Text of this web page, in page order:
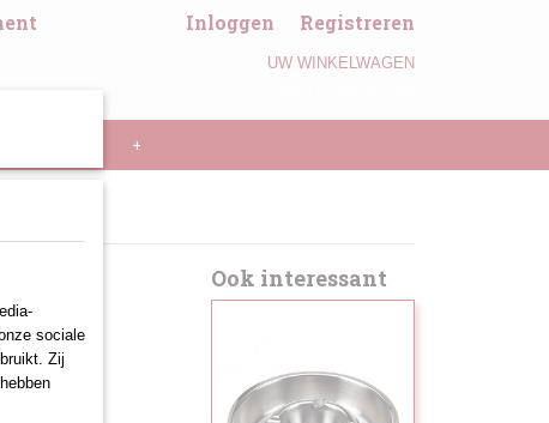
Inloggen Registreren
UW WINKELWAGEN
+
:
Ook interessant
sociale
Zij